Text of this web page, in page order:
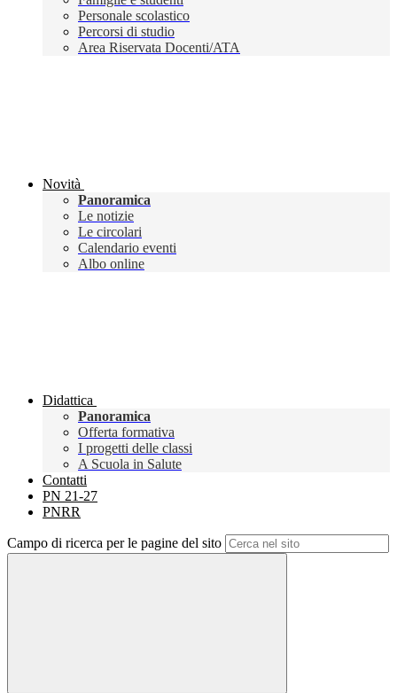
Personale scolastico
Percorsi di studio
Area Riservata Docenti/ATA
Novità
Panoramica
Le notizie
Le circolari
Calendario eventi
Albo online
Didattica
Panoramica
Offerta formativa
I progetti delle classi
A Scuola in Salute
Contatti
PN 21-27
PNRR
Campo di ricerca per le pagine del sito